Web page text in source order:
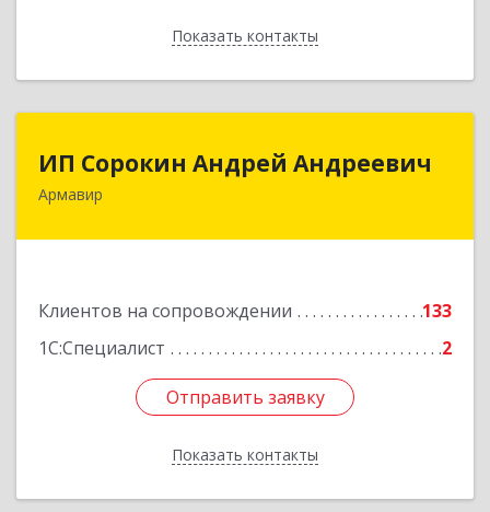
Показать контакты
Назад
ИП Сорокин Андрей Андреевич
Армавир
Клиентов на сопровождении
133
1С:Специалист
2
Отправить заявку
Показать контакты
ИП Сорокин Андрей Андреевич
Отправить заявку
Назад